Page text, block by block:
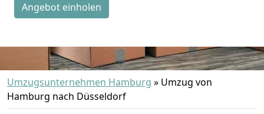
Angebot einholen
Umzugsunternehmen Hamburg » Umzug von
Hamburg nach Düsseldorf